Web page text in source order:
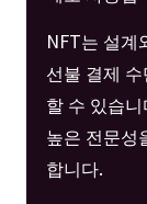
NFT는 설계
선불 결제
할 수 있습
높은 전문성
합니다.